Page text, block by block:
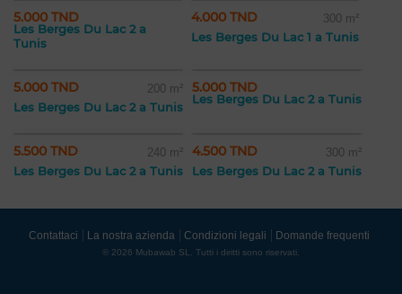
5.000 TND
Les Berges Du Lac 2 a
Tunis
4.000 TND 300 m²
Les Berges Du Lac 1 a Tunis
5.000 TND 200 m²
Les Berges Du Lac 2 a Tunis
5.000 TND
Les Berges Du Lac 2 a Tunis
5.500 TND 240 m²
Les Berges Du Lac 2 a Tunis
4.500 TND 300 m²
Les Berges Du Lac 2 a Tunis
Contattaci La nostra azienda Condizioni legali Domande frequenti
© 2026 Mubawab SL. Tutti i diritti sono riservati.